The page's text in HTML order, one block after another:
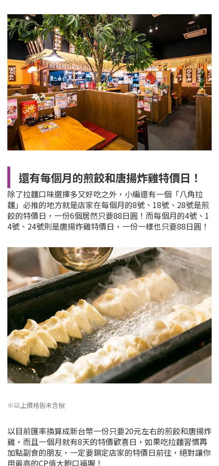
還有每個月的煎餃和唐揚炸雞特價日！
除了拉麵口味選擇多又好吃之外，小編還有一個「八角拉
麵」必推的地方就是店家在每個月的8號、18號、28號是煎
餃的特價日，一份6個居然只要88日圓！而每個月的4號、1
4號、24號則是唐揚炸雞特價日，一份一樣也只要88日圓！
※以上價格皆未含稅
以目前匯率換算成新台幣一份只要20元左右的煎餃和唐揚炸
雞，而且一個月就有8天的特價歡喜日，如果吃拉麵習慣再
加點副食的朋友，一定要鎖定店家的特價日前往，絕對讓你
用最高的CP值大飽口福喔！